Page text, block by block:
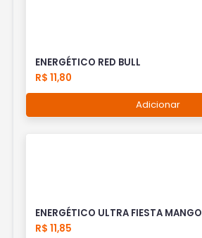
ENERGÉTICO RED BULL
R$ 11,80
Adicionar
ENERGÉTICO ULTRA FIESTA MANGO
R$ 11,85